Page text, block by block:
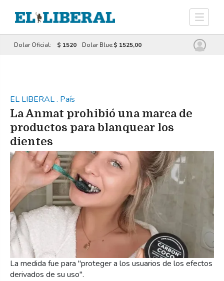
Dolar Oficial: $ 1520 Dolar Blue:$ 1525,00
EL LIBERAL. País
La Anmat prohibió una marca de
productos para blanquear los
dientes
La medida fue para "proteger a los usuarios de los efectos
derivados de su uso".